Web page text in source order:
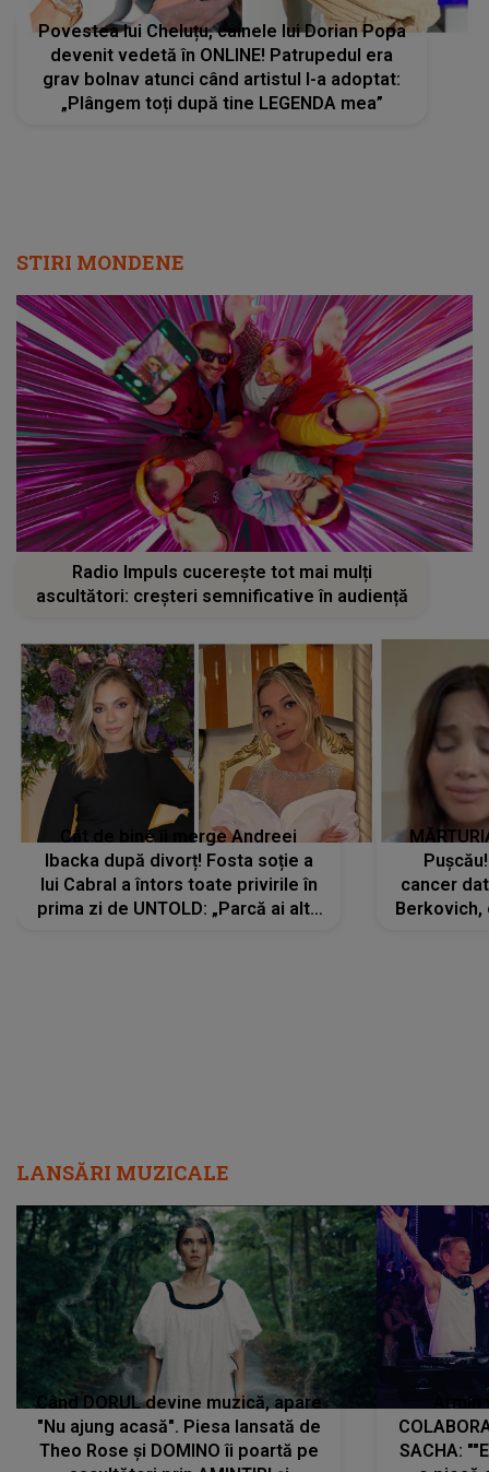
Povestea lui Cheluțu, câinele lui Dorian Popa
devenit vedetă în ONLINE! Patrupedul era
grav bolnav atunci când artistul l-a adoptat:
„Plângem toți după tine LEGENDA mea”
STIRI MONDENE
Radio Impuls cucerește tot mai mulți
ascultători: creșteri semnificative în audiență
Cât de bine îi merge Andreei
Ibacka după divorț! Fosta soție a
lui Cabral a întors toate privirile în
prima zi de UNTOLD: „Parcă ai altă
cancer
LANSĂRI MUZICALE
Când DORUL devine muzică, apare
"Nu ajung acasă". Piesa lansată de
Theo Rose și DOMINO îi poartă pe
SACHA: